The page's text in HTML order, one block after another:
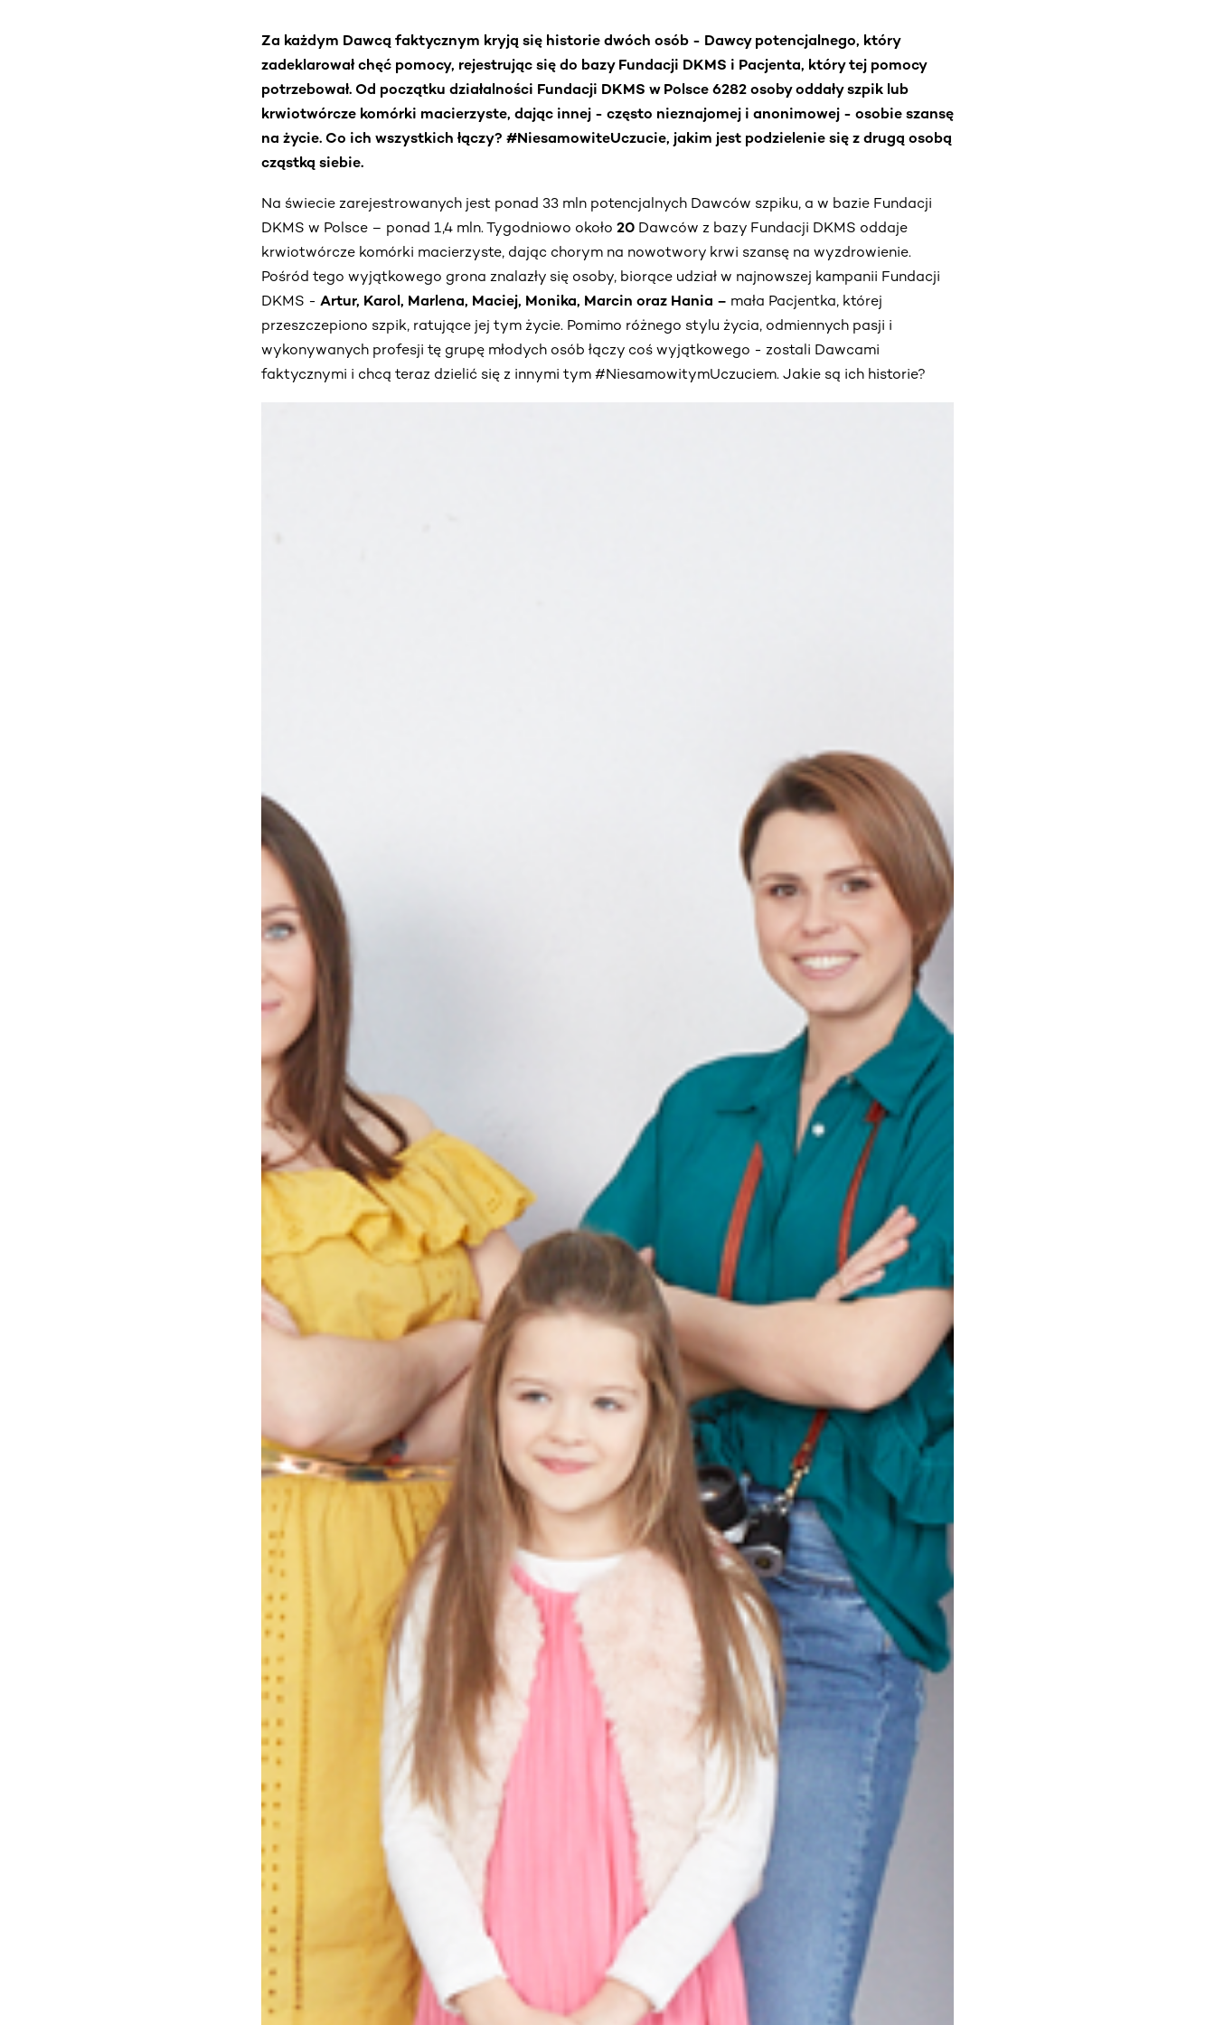
Za każdym Dawcą faktycznym kryją się historie dwóch osób - Dawcy potencjalnego, który
zadeklarował chęć pomocy, rejestrując się do bazy Fundacji DKMS i Pacjenta, który tej pomocy
potrzebował. Od początku działalności Fundacji DKMS w Polsce 6282 osoby oddały szpik lub
krwiotwórcze komórki macierzyste, dając innej - często nieznajomej i anonimowej - osobie szansę
na życie. Co ich wszystkich łączy? #NiesamowiteUczucie, jakim jest podzielenie się z drugą osobą
cząstką siebie.
Na świecie zarejestrowanych jest ponad 33 mln potencjalnych Dawców szpiku, a w bazie Fundacji
DKMS w Polsce – ponad 1,4 mln. Tygodniowo około 20 Dawców z bazy Fundacji DKMS oddaje
krwiotwórcze komórki macierzyste, dając chorym na nowotwory krwi szansę na wyzdrowienie.
Pośród tego wyjątkowego grona znalazły się osoby, biorące udział w najnowszej kampanii Fundacji
DKMS - Artur, Karol, Marlena, Maciej, Monika, Marcin oraz Hania – mała Pacjentka, której
przeszczepiono szpik, ratujące jej tym życie. Pomimo różnego stylu życia, odmiennych pasji i
wykonywanych profesji tę grupę młodych osób łączy coś wyjątkowego - zostali Dawcami
faktycznymi i chcą teraz dzielić się z innymi tym #NiesamowitymUczuciem. Jakie są ich historie?